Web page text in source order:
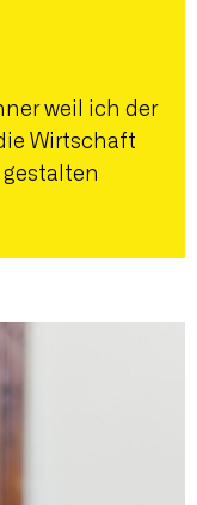
weil ich der
Wirtschaft